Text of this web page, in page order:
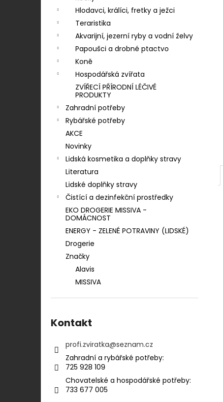
Hlodavci, králíci, fretky a ježci
Teraristika
Akvarijní, jezerní ryby a vodní želvy
Papoušci a drobné ptactvo
Koně
Hospodářská zvířata
ZVÍŘECÍ PŘÍRODNÍ LÉČIVÉ
PRODUKTY
Zahradní potřeby
Rybářské potřeby
AKCE
Novinky
Lidská kosmetika a doplňky stravy
Literatura
Lidské doplňky stravy
Čistící a dezinfekční prostředky
EKO DROGERIE MISSIVA -
DOMÁCNOST
ENERGY - ZELENÉ POTRAVINY (LIDSKÉ)
Drogerie
Značky
Alavis
MISSIVA
Kontakt
profi.zviratka@seznam.cz
Zahradní a rybářské potřeby:⠀⠀⠀⠀⠀⠀⠀
725 928 109​​
Chovatelské a hospodářské potřeby:​​⠀
733 677 005
LOJSEMENNÁ KOULE - 90 G